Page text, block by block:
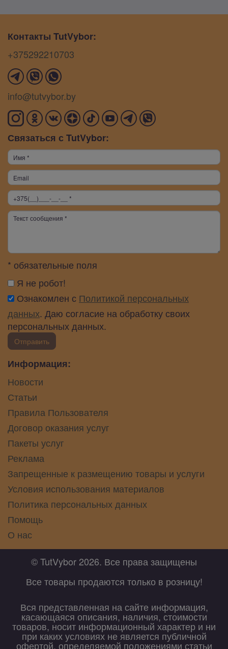
Контакты TutVybor:
+375292210703
info@tutvybor.by
Связаться с TutVybor:
* обязательные поля
Я не робот!
Ознакомлен с Политикой персональных
данных. Даю согласие на обработку своих
персональных данных.
Отправить
Информация:
Новости
Статьи
Правила Пользователя
Договор оказания услуг
Пакеты услуг
Реклама
Запрещенные к размещению товары и услуги
Условия использования материалов
Политика персональных данных
Помощь
О нас
© TutVybor 2026. Все права защищены
Все товары продаются только в розницу!
Вся представленная на сайте информация,
касающаяся описания, наличия, стоимости
товаров, носит информационный характер и ни
при каких условиях не является публичной
офертой, определяемой положениями статьи